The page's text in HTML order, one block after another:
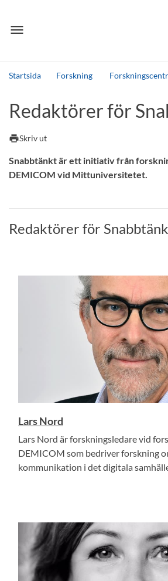
menu
Meny
Startsida Forskning
Andra söktjänster
Detta är vår testmiljö - endast testdata
Redaktörer för
printSkriv ut
Snabbtänkt är ett initiativ från
DEMICOM vid Mittuniversitetet.
Redaktörer för
Lars Nord
Lars Nord är forskningsledare vid
DEMICOM som bedriver forskning
kommunikation i det digitala